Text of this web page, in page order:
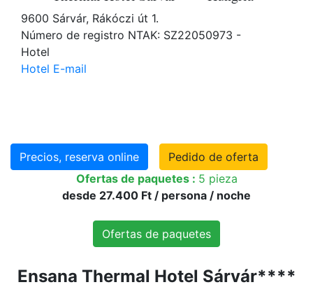
9600 Sárvár, Rákóczi út 1.
Número de registro NTAK: SZ22050973 -
Hotel
Hotel E-mail
Precios, reserva online
Pedido de oferta
Ofertas de paquetes : 5 pieza
desde 27.400 Ft / persona / noche
Ofertas de paquetes
Ensana Thermal Hotel Sárvár****